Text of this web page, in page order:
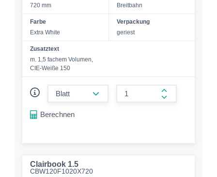
720 mm
Breitbahn
Farbe
Extra White
Verpackung
geriest
Zusatztext
m. 1,5 fachem Volumen,
CIE-Weiße 150
form.increase-
Berechnen
Clairbook 1.5
CBW120F1020X720